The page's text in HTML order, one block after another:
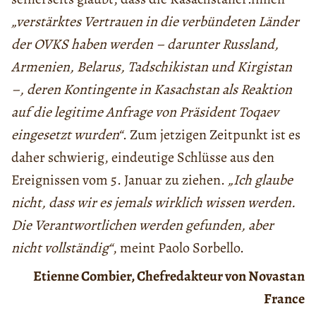
„verstärktes Vertrauen in die verbündeten Länder
der OVKS haben werden – darunter Russland,
Armenien, Belarus, Tadschikistan und Kirgistan
–, deren Kontingente in Kasachstan als Reaktion
auf die legitime Anfrage von Präsident Toqaev
eingesetzt wurden“. Zum jetzigen Zeitpunkt ist es
daher schwierig, eindeutige Schlüsse aus den
Ereignissen vom 5. Januar zu ziehen. „Ich glaube
nicht, dass wir es jemals wirklich wissen werden.
Die Verantwortlichen werden gefunden, aber
nicht vollständig“, meint Paolo Sorbello.
Etienne Combier, Chefredakteur von Novastan
France